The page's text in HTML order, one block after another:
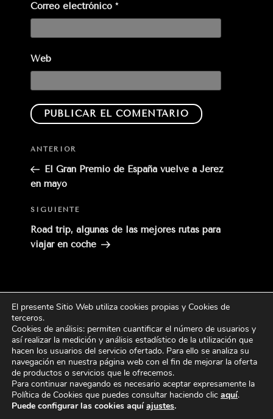
Correo electrónico *
Web
Entrada
anterior:
ANTERIOR
El Gran Premio de España vuelve a Jerez
en mayo
Siguiente
entrada
SIGUIENTE
Road trip, algunas de las mejores rutas para
viajar en coche
Buscar
por:
Buscar
CATEGORÍAS
El presente Sitio Web utiliza cookies propias y Cookies de
terceros.
Cookies de análisis: permiten cuantificar el número de usuarios y
así realizar la medición y análisis estadístico de la utilización que
hacen los usuarios del servicio ofertado. Para ello se analiza su
navegación en nuestra página web con el fin de mejorar la oferta
de productos o servicios que le ofrecemos.
Para continuar navegando es necesario aceptar expresamente la
Política de Cookies que puedes consultar haciendo clic aquí.
Puede configurar las cookies aquíajustes.